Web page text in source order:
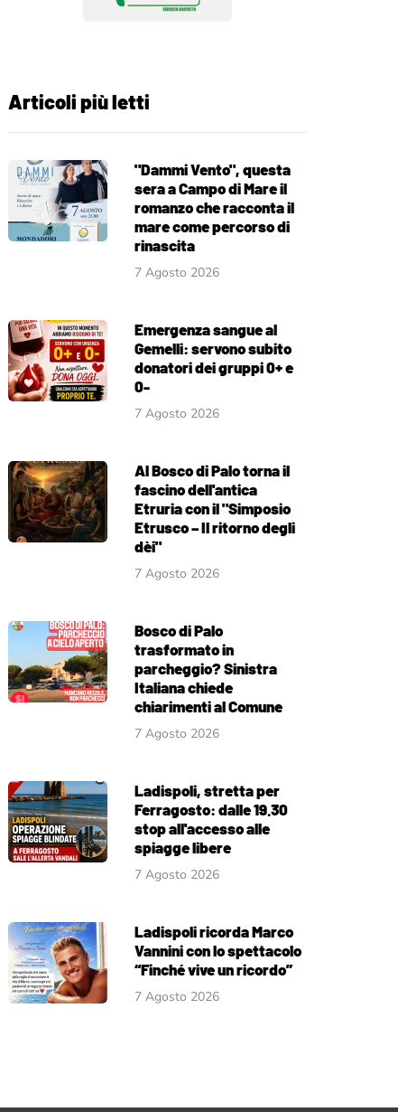
Articoli più letti
"Dammi Vento", questa
sera a Campo di Mare il
romanzo che racconta il
mare come percorso di
rinascita
7 Agosto 2026
Emergenza sangue al
Gemelli: servono subito
donatori dei gruppi 0+ e
0-
7 Agosto 2026
Al Bosco di Palo torna il
fascino dell'antica
Etruria con il "Simposio
Etrusco – Il ritorno degli
dèi"
7 Agosto 2026
Bosco di Palo
trasformato in
parcheggio? Sinistra
Italiana chiede
chiarimenti al Comune
7 Agosto 2026
Ladispoli, stretta per
Ferragosto: dalle 19.30
stop all'accesso alle
spiagge libere
7 Agosto 2026
Ladispoli ricorda Marco
Vannini con lo spettacolo
“Finché vive un ricordo”
7 Agosto 2026